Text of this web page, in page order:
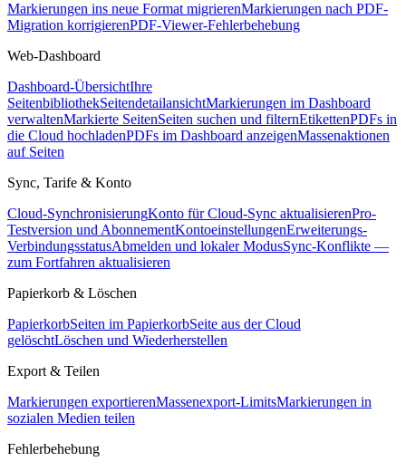
Markierungen ins neue Format migrierenMarkierungen nach PDF-
Migration korrigierenPDF-Viewer-Fehlerbehebung
Web-Dashboard
Dashboard-ÜbersichtIhre
SeitenbibliothekSeitendetailansichtMarkierungen im Dashboard
verwaltenMarkierte SeitenSeiten suchen und filternEtikettenPDFs in
die Cloud hochladenPDFs im Dashboard anzeigenMassenaktionen
auf Seiten
Sync, Tarife & Konto
Cloud-SynchronisierungKonto für Cloud-Sync aktualisierenPro-
Testversion und AbonnementKontoeinstellungenErweiterungs-
VerbindungsstatusAbmelden und lokaler ModusSync-Konflikte —
zum Fortfahren aktualisieren
Papierkorb & Löschen
PapierkorbSeiten im PapierkorbSeite aus der Cloud
gelöschtLöschen und Wiederherstellen
Export & Teilen
Markierungen exportierenMassenexport-LimitsMarkierungen in
sozialen Medien teilen
Fehlerbehebung